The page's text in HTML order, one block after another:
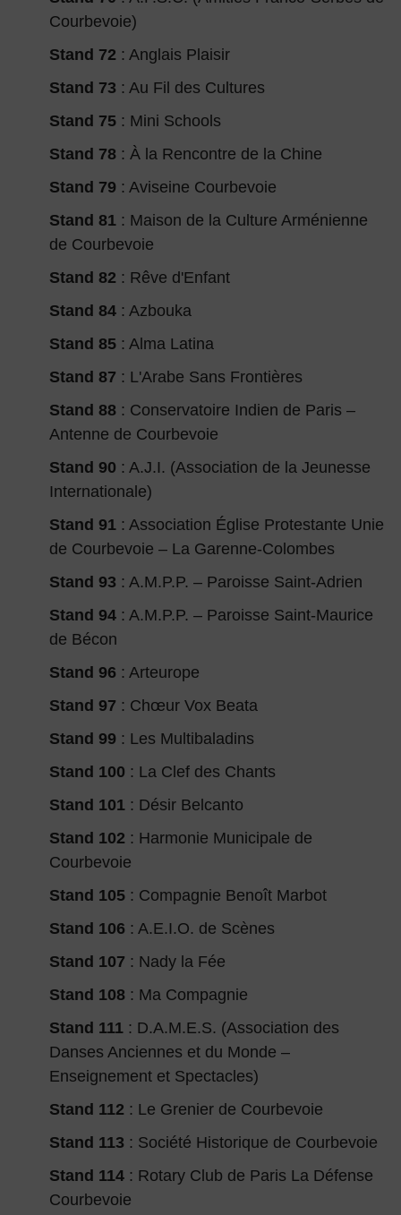
Courbevoie)
Stand 72 : Anglais Plaisir
Stand 73 : Au Fil des Cultures
Stand 75 : Mini Schools
Stand 78 : À la Rencontre de la Chine
Stand 79 : Aviseine Courbevoie
Stand 81 : Maison de la Culture Arménienne
de Courbevoie
Stand 82 : Rêve d'Enfant
Stand 84 : Azbouka
Stand 85 : Alma Latina
Stand 87 : L'Arabe Sans Frontières
Stand 88 : Conservatoire Indien de Paris –
Antenne de Courbevoie
Stand 90 : A.J.I. (Association de la Jeunesse
Internationale)
Stand 91 : Association Église Protestante Unie
de Courbevoie – La Garenne-Colombes
Stand 93 : A.M.P.P. – Paroisse Saint-Adrien
Stand 94 : A.M.P.P. – Paroisse Saint-Maurice
de Bécon
Stand 96 : Arteurope
Stand 97 : Chœur Vox Beata
Stand 99 : Les Multibaladins
Stand 100 : La Clef des Chants
Stand 101 : Désir Belcanto
Stand 102 : Harmonie Municipale de
Courbevoie
Stand 105 : Compagnie Benoît Marbot
Stand 106 : A.E.I.O. de Scènes
Stand 107 : Nady la Fée
Stand 108 : Ma Compagnie
Stand 111 : D.A.M.E.S. (Association des
Danses Anciennes et du Monde –
Enseignement et Spectacles)
Stand 112 : Le Grenier de Courbevoie
Stand 113 : Société Historique de Courbevoie
Stand 114 : Rotary Club de Paris La Défense
Courbevoie